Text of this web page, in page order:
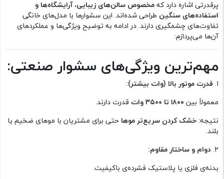
پرقدرتی اشاره دارد کهمخصوص سالن‌های زیبایی، آرایشگاه‌ها و
استفاده‌های سنگین طراحی شده‌اند. این سشوارها با مدل‌های خانگی
تفاوت‌های چشمگیری دارند. در ادامه به توضیح ویژگی‌ها و عملکردهای
آن‌ها می‌پردازم:
مهم‌ترین ویژگی‌های سشوار صنعتی:
۱. قدرت موتور بالا (وات بیشتر):
معمولاً بین ۱۸۰۰ تا ۳۵۰۰ وات
قدرت دارند.
نتیجه:خشک کردن سریع‌تر موها حتی برای مشتریان با موهای ضخیم یا
بلند.
۲. دوام و ساختار مقاوم:
بدنه‌ی فلزی یا پلاستیک فشرده‌ی باکیفیت.